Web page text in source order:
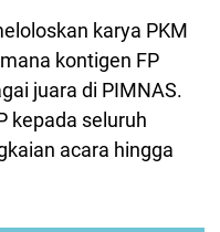
karya PKM
kontigen FP
juara di PIMNAS.
kepada seluruh
acara hingga